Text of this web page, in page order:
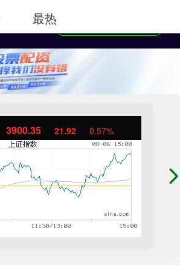
3900.35 21.92 0.57%
最热